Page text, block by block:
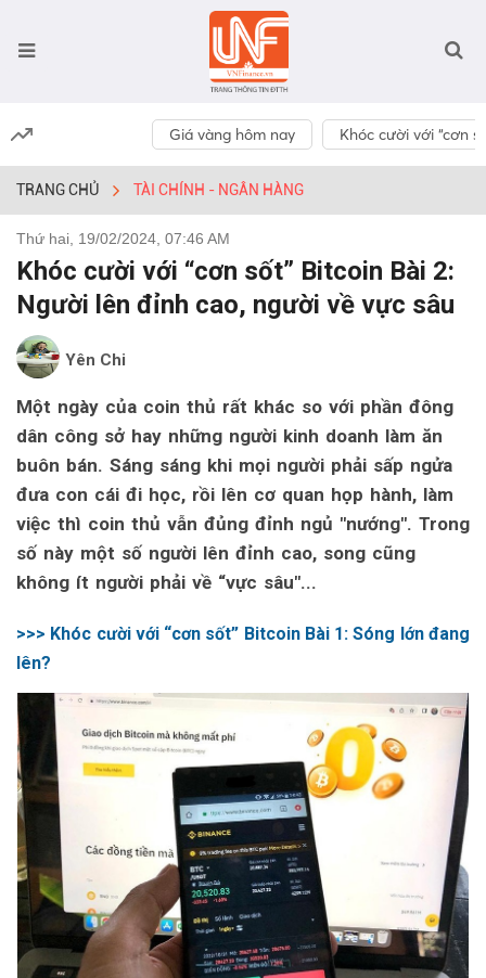
Giá vàng hôm nay Khóc cười với “cơn
TRANG CHỦ TÀI CHÍNH - NGÂN HÀNG
Thứ hai, 19/02/2024, 07:46 AM
Khóc cười với “cơn sốt” Bitcoin Bài 2:
Người lên đỉnh cao, người về vực sâu
Yên Chi
Một ngày của coin thủ rất khác so với phần đông
dân công sở hay những người kinh doanh làm ăn
buôn bán. Sáng sáng khi mọi người phải sấp ngửa
đưa con cái đi học, rồi lên cơ quan họp hành, làm
việc thì coin thủ vẫn đủng đỉnh ngủ "nướng". Trong
số này một số người lên đỉnh cao, song cũng
không ít người phải về “vực sâu"...
>>> Khóc cười với “cơn sốt” Bitcoin Bài 1: Sóng lớn đang
lên?